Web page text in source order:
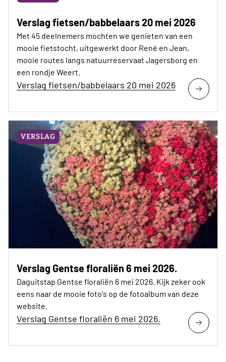
Verslag fietsen/babbelaars 20 mei 2026
Met 45 deelnemers mochten we genieten van een
mooie fietstocht, uitgewerkt door René en Jean,
mooie routes langs natuurreservaat Jagersborg en
een rondje Weert.
Verslag fietsen/babbelaars 20 mei 2026
VERSLAG
Verslag Gentse floraliën 6 mei 2026.
Daguitstap Gentse floraliën 6 mei 2026. Kijk zeker ook
eens naar de mooie foto's op de fotoalbum van deze
website.
Verslag Gentse floraliën 6 mei 2026.